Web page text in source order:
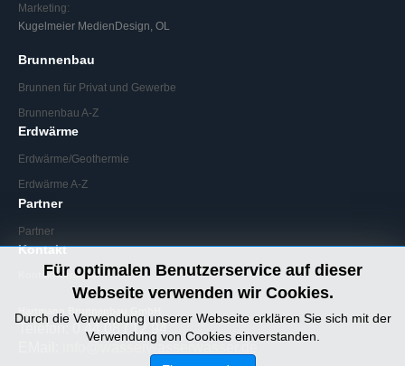
Marketing:
Kugelmeier MedienDesign, OL
Für optimalen Benutzerservice auf dieser
Webseite verwenden wir Cookies.
Durch die Verwendung unserer Webseite erklären Sie sich mit der
Verwendung von Cookies einverstanden.
Brunnenbau
Brunnen für Privat und Gewerbe
Brunnenbau A-Z
Erdwärme
Erdwärme/Geothermie
Erdwärme A-Z
Partner
Partner
Kontakt
Kontaktformular
Telefon: 0 44 08 / 12 94
info@wasserwasserwasser.de